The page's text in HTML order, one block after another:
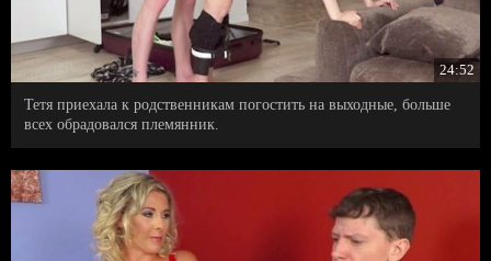
24:52
Тетя приехала к родственникам погостить на выходные, больше
всех обрадовался племянник.